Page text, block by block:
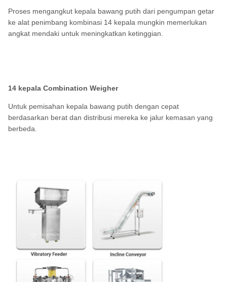
Proses mengangkut kepala bawang putih dari pengumpan getar
ke alat penimbang kombinasi 14 kepala mungkin memerlukan
angkat mendaki untuk meningkatkan ketinggian.
14 kepala Combination Weigher
Untuk pemisahan kepala bawang putih dengan cepat
berdasarkan berat dan distribusi mereka ke jalur kemasan yang
berbeda.